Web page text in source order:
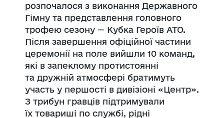
розпочалося з виконання Державного
Гімну та представлення головного
трофею сезону — Кубка Героїв АТО.
Після завершення офіційної частини
церемонії на поле вийшли 10 команд,
які в запеклому протистоянні
та дружній атмосфері братимуть
участь у першості в дивізіоні «Центр».
З трибун гравців підтримували
їх товариші по службі, рідні